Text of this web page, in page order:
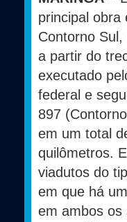
principal obra
Contorno
a partir do
executado
federal e
897
em um total
quilômetros.
viadutos do
em que há
em ambos os